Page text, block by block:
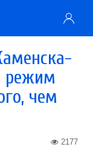
режим
чем
2177